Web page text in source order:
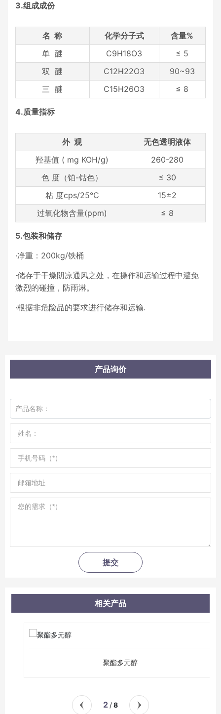
3.组成成份
名 称 化学分子式
含量%
单 醚
C9H18O3
≤ 5
双 醚
C12H22O3
90~93
三 醚
C15H26O3 ≤ 8
4.质量指标
外 观
无色透明液体
羟基值 ( mg KOH/g)
260-280
色 度（铂-钴色）
≤ 30
粘 度cps/25℃
15±2
过氧化物含量(ppm)
≤ 8
5.包装和储存
·净重：200kg/铁桶
·储存于干燥阴凉通风之处，在操作和运输过程中避免
激烈的碰撞，防雨淋。
·根据非危险品的要求进行储存和运输.
产品询价
产品名称：
提交
相关产品
聚酯多元醇
2 /8